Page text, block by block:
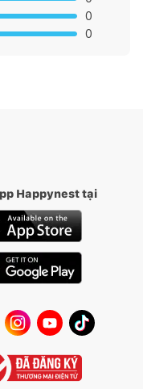
0
0
Happynest tại